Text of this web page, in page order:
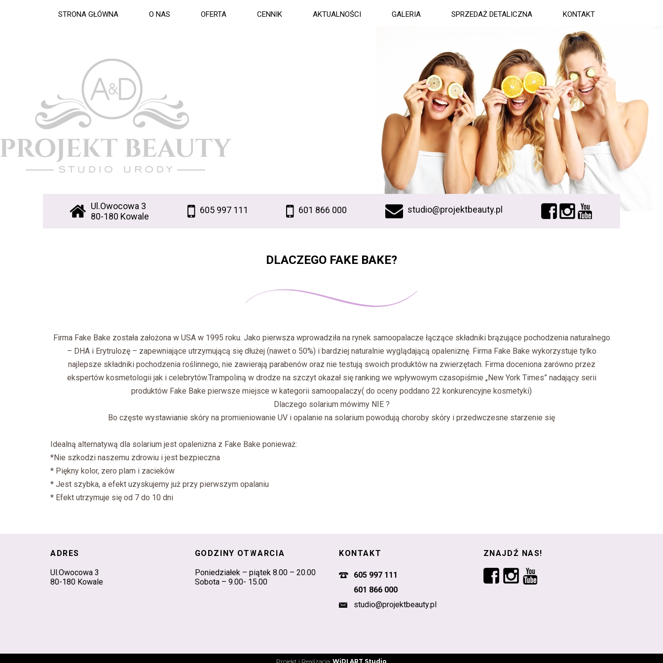
STRONA GŁÓWNA O NAS OFERTA CENNIK AKTUALNOŚCI GALERIA SPRZEDAŻ DETALICZNA KONTAKT
Ul.Owocowa 3
80-180 Kowale
605 997 111 601 866 000 studio@projektbeauty.pl
DLACZEGO FAKE BAKE?
Firma Fake Bake została założona w USA w 1995 roku. Jako pierwsza wprowadziła na rynek samoopalacze łączące składniki brązujące pochodzenia naturalnego
– DHA i Erytrulozę – zapewniające utrzymującą się dłużej (nawet o 50%) i bardziej naturalnie wyglądającą opaleniznę. Firma Fake Bake wykorzystuje tylko
najlepsze składniki pochodzenia roślinnego, nie zawierają parabenów oraz nie testują swoich produktów na zwierzętach. Firma doceniona zarówno przez
ekspertów kosmetologii jak i celebrytów.Trampoliną w drodze na szczyt okazał się ranking we wpływowym czasopiśmie „New York Times” nadający serii
produktów Fake Bake pierwsze miejsce w kategorii samoopalaczy( do oceny poddano 22 konkurencyjne kosmetyki)
Dlaczego solarium mówimy NIE ?
Bo częste wystawianie skóry na promieniowanie UV i opalanie na solarium powodują choroby skóry i przedwczesne starzenie się
Idealną alternatywą dla solarium jest opalenizna z Fake Bake ponieważ:
*Nie szkodzi naszemu zdrowiu i jest bezpieczna
* Piękny kolor, zero plam i zacieków
* Jest szybka, a efekt uzyskujemy już przy pierwszym opalaniu
* Efekt utrzymuje się od 7 do 10 dni
ADRES
Ul.Owocowa 3
80-180 Kowale
GODZINY OTWARCIA
Poniedziałek – piątek 8.00 – 20.00
Sobota – 9.00- 15.00
KONTAKT
605 997 111
601 866 000
studio@projektbeauty.pl
ZNAJDŹ NAS!
Projekt i Realizacja: WiDI ART Studio